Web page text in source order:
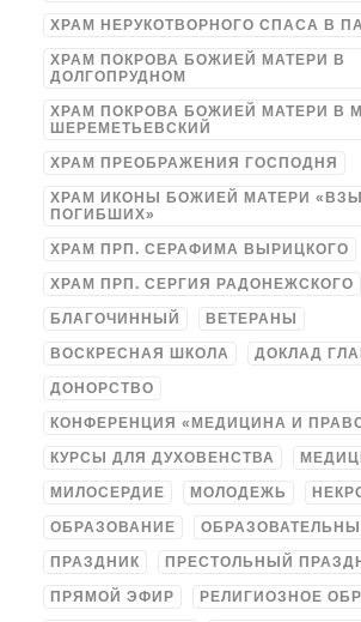
ХРАМ НЕРУКОТВОРНОГО СПАСА В
ХРАМ ПОКРОВА БОЖИЕЙ МАТЕРИ В
ДОЛГОПРУДНОМ
ХРАМ ПОКРОВА БОЖИЕЙ МАТЕРИ В
ШЕРЕМЕТЬЕВСКИЙ
ХРАМ ПРЕОБРАЖЕНИЯ ГОСПОДНЯ
ХРАМ ИКОНЫ БОЖИЕЙ МАТЕРИ
ПОГИБШИХ»
ХРАМ ПРП. СЕРАФИМА ВЫРИЦКОГО
ХРАМ ПРП. СЕРГИЯ РАДОНЕЖСКОГО
БЛАГОЧИННЫЙ ВЕТЕРАНЫ
ВОСКРЕСНАЯ ШКОЛА ДОКЛАД
ДОНОРСТВО
КОНФЕРЕНЦИЯ «МЕДИЦИНА И
КУРСЫ ДЛЯ ДУХОВЕНСТВА
МИЛОСЕРДИЕ МОЛОДЕЖЬ
ОБРАЗОВАНИЕ
ПРАЗДНИК ПРЕСТОЛЬНЫЙ
ПРЯМОЙ ЭФИР РЕЛИГИОЗНОЕ